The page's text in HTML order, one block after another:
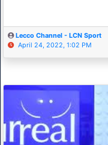
Lecco Channel - LCN Sport
April 24, 2022, 1:02 PM